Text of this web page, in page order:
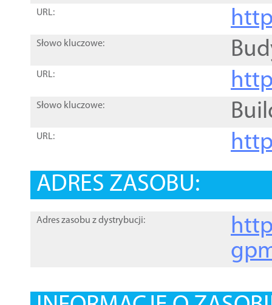
URL:
Słowo kluczowe:
URL:
Słowo kluczowe:
URL:
ADRES ZASOBU:
Adres zasobu z dystrybucji: